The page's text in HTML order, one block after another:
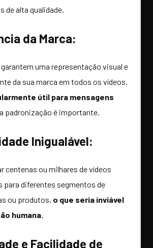
de alta qualidade.
da Marca:
uma representação visual e
da sua marca em todos os vídeos.
útil para mensagens
padronização é importante.
Inigualável:
centenas ou milhares de vídeos
para diferentes segmentos de
ou produtos, o que seria inviável
humana.
e Facilidade de